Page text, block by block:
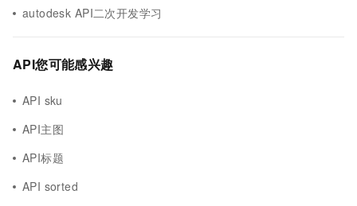
autodesk API二次开发学习
API您可能感兴趣
API sku
API主图
API标题
API sorted